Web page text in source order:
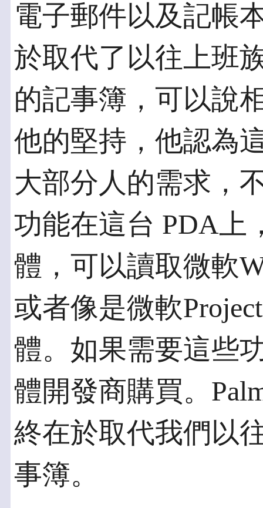
電子郵件以及記帳
於取代了以往上班
的記事簿，可以說
他的堅持，他認為
大部分人的需求，
功能在這台 PDA上
體，可以讀取微軟
或者像是微軟
體。如果需要這些
體開發商購買。
終在於取代我們以
事簿。